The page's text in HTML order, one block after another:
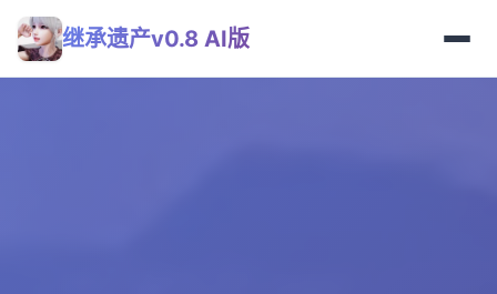
继承遗产v0.8 AI版